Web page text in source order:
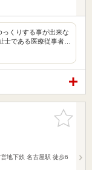
くりする事が出来な
士である医療従事者…
お気に入
りに追加
地下鉄 名古屋駅 徒歩6